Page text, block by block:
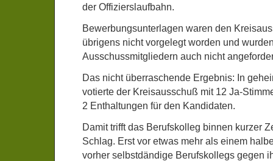
der Offizierslaufbahn.
Bewerbungsunterlagen waren den
übrigens nicht vorgelegt worden und
Ausschussmitgliedern auch nicht
Das nicht überraschende Ergebnis: In
votierte der Kreisausschuß mit 12 Ja-
2 Enthaltungen für den Kandidaten.
Damit trifft das Berufskolleg binnen kurzer
Schlag. Erst vor etwas mehr als einem
vorher selbstdändige Berufskollegs gegen